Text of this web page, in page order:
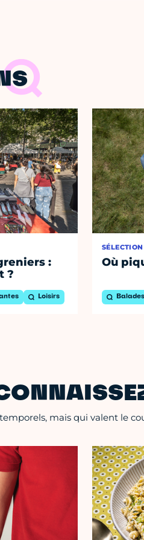
:
?
Loisirs
SÉLECTION
Où
mais qui valent le